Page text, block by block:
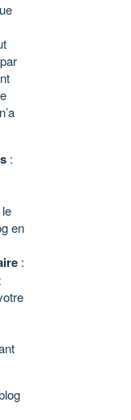
:
en
: